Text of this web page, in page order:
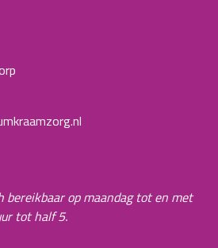
bereikbaar op maandag tot en met
tot half 5.